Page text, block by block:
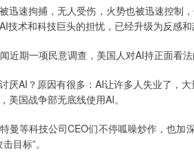
迅速拘捕，无人受伤，火势也被迅速控制
技术和科技巨头的担忧，已经升级为反感和
近期一项民意调查，美国人对AI持正面看
厌AI？原因有很多：AI让许多人失业了，
美国战争部无底线使用AI。
曼等科技公司CEO们不停呱噪炒作，也
目标”。